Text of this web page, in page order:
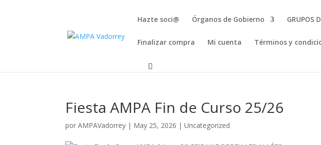
Hazte soci@ Órganos de Gobierno GRUPOS
Finalizar compra Mi cuenta Términos y
Fiesta AMPA Fin de Curso 25/26
porAMPAVadorrey | May 25, 2026 |Uncategorized